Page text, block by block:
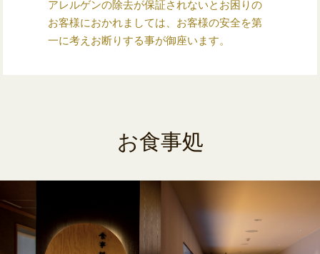
アレルゲンの除去が保証されないとお困りの
お客様におかれましては、お客様の安全を第
一に考えお断りする事が御座います。
お食事処